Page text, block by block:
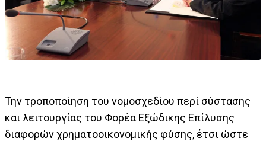
Την τροποποίηση του νομοσχεδίου περί σύστασης
και λειτουργίας του Φορέα Εξώδικης Επίλυσης
διαφορών χρηματοοικονομικής φύσης, έτσι ώστε